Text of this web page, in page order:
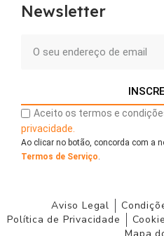
Newsletter
Aceito os termos e
privacidade.
Ao clicar no botão, concorda com a
Termos de Serviço
Aviso Legal
Política de Privacidade
Mapa